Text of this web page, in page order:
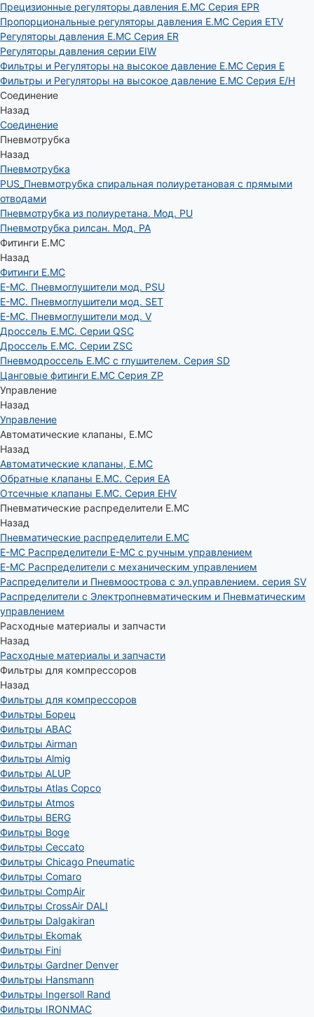
Прецизионные регуляторы давления E.MC Серия EPR
Пропорциональные регуляторы давления E.MC Серия ETV
Регуляторы давления E.MC Серия ER
Регуляторы давления серии EIW
Фильтры и Регуляторы на высокое давление E.MC Серия E
Фильтры и Регуляторы на высокое давление E.MC Серия E/H
Соединение
Назад
Соединение
Пневмотрубка
Назад
Пневмотрубка
PUS_Пневмотрубка спиральная полиуретановая с прямыми
отводами
Пневмотрубка из полиуретана. Мод. РU
Пневмотрубка рилсан. Мод. PA
Фитинги E.MC
Назад
Фитинги E.MC
E-MC. Пневмоглушители мод. PSU
E-MC. Пневмоглушители мод. SET
E-MC. Пневмоглушители мод. V
Дроссель E.MC. Серии QSC
Дроссель E.MC. Серии ZSC
Пневмодроссель E.MC с глушителем. Серия SD
Цанговые фитинги E.MC Серия ZP
Управление
Назад
Управление
Автоматические клапаны, Е.МС
Назад
Автоматические клапаны, Е.МС
Обратные клапаны E.MC. Серия EA
Отсечные клапаны E.MC. Серия EHV
Пневматические распределители E.MC
Назад
Пневматические распределители E.MC
E-MC Распределители E-MC с ручным управлением
E-MC Распределители с механическим управлением
Распределители и Пневмоострова с эл.управлением. серия SV
Распределители с Электропневматическим и Пневматическим
управлением
Расходные материалы и запчасти
Назад
Расходные материалы и запчасти
Фильтры для компрессоров
Назад
Фильтры для компрессоров
Фильтры Борец
Фильтры ABAC
Фильтры Airman
Фильтры Almig
Фильтры ALUP
Фильтры Atlas Copco
Фильтры Atmos
Фильтры BERG
Фильтры Boge
Фильтры Ceccato
Фильтры Chicago Pneumatic
Фильтры Comaro
Фильтры CompAir
Фильтры CrossAir DALI
Фильтры Dalgakiran
Фильтры Ekomak
Фильтры Fini
Фильтры Gardner Denver
Фильтры Hansmann
Фильтры Ingersoll Rand
Фильтры IRONMAC